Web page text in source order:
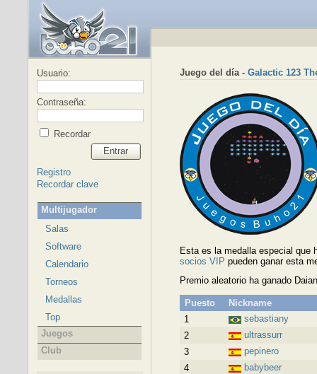
Usuario:
Contraseña:
Recordar
Entrar
Registro
Recordar clave
Multijugador
Salas
Software
Calendario
Torneos
Medallas
Top
Juegos
Club
Juego del día - Galactic 123
Esta es la medalla especial que
socios VIP pueden ganar esta
Premio aleatorio ha ganado
Puesto
Nickname
1
sebastiany
2
ultrassurr
3
pepinero
4
babybeer